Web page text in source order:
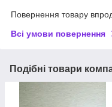
Повернення товару
Всі умови повернення
Подібні товари